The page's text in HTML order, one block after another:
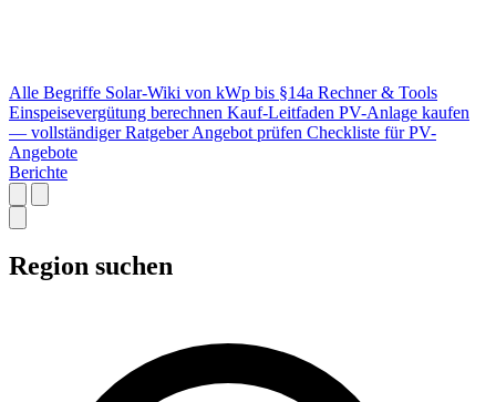
Alle Begriffe Solar-Wiki von kWp bis §14a Rechner & Tools
Einspeisevergütung berechnen Kauf-Leitfaden PV-Anlage kaufen
— vollständiger Ratgeber Angebot prüfen Checkliste für PV-
Angebote
Berichte
Region suchen